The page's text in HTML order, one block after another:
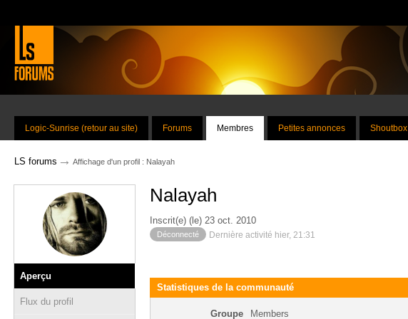
Logic-Sunrise (retour au site) Forums Membres Petites annonces Shoutbox
LS forums → Affichage d'un profil : Nalayah
Aperçu
Flux du profil
Nalayah
Inscrit(e) (le) 23 oct. 2010
Déconnecté Dernière activité hier, 21:31
Statistiques de la communauté
Groupe Members